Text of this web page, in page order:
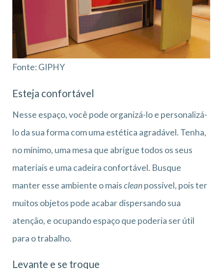
Fonte: GIPHY
Esteja confortável
Nesse espaço, você pode organizá-lo e personalizá-
lo da sua forma com uma estética agradável. Tenha,
no mínimo, uma mesa que abrigue todos os seus
materiais e uma cadeira confortável. Busque
manter esse ambiente o maiscleanpossível, pois ter
muitos objetos pode acabar dispersando sua
atenção, e ocupando espaço que poderia ser útil
para o trabalho.
Levante e se troque